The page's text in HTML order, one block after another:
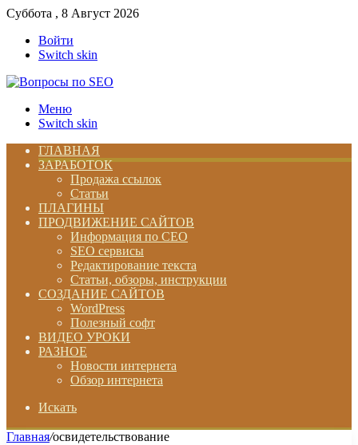
Суббота , 8 Август 2026
Войти
Switch skin
Меню
Switch skin
ГЛАВНАЯ
ЗАРАБОТОК
Продажа ссылок
Статьи
ПЛАГИНЫ
ПРОДВИЖЕНИЕ САЙТОВ
Информация по СЕО
SEO сервисы
Редактирование текста
Статьи, обзоры, инструкции
СОЗДАНИЕ САЙТОВ
WordPress
Полезный софт
ВИДЕО УРОКИ
РАЗНОЕ
Новости интернета
Обзор интернета
Искать
Главная/освидетельствование